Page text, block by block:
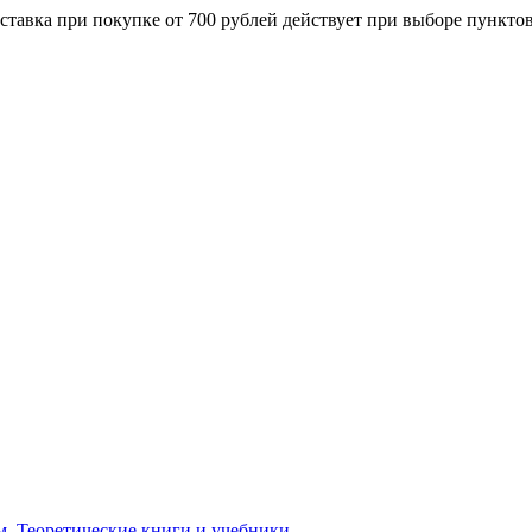
при покупке от 700 рублей действует при выборе